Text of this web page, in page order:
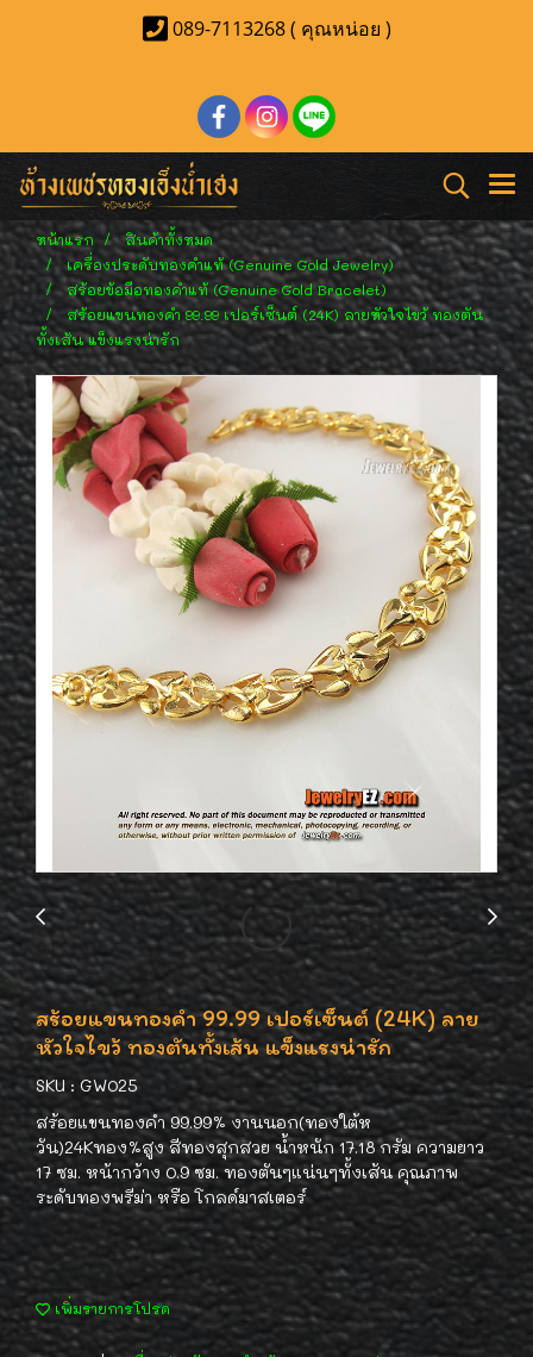
089-7113268 ( คุณหน่อย )
หน้าแรก
สินค้าทั้งหมด
เครื่องประดับทองคำแท้ (Genuine Gold Jewelry)
สร้อยข้อมือทองคำแท้ (Genuine Gold Bracelet)
สร้อยแขนทองคำ 99.99 เปอร์เซ็นต์ (24K) ลายหัวใจไขว้ ทองตัน
ทั้งเส้น แข็งแรงน่ารัก
สร้อยแขนทองคำ 99.99 เปอร์เซ็นต์ (24K) ลาย
หัวใจไขว้ ทองตันทั้งเส้น แข็งแรงน่ารัก
SKU : GW025
สร้อยแขนทองคำ 99.99% งานนอก(ทองใต้ห
วัน)24Kทอง%สูง สีทองสุกสวย น้ำหนัก 17.18 กรัม ความยาว
17 ซม. หน้ากว้าง 0.9 ซม. ทองตันๆแน่นๆทั้งเส้น คุณภาพ
ระดับทองพรีม่า หรือ โกลด์มาสเตอร์
เพิ่มรายการโปรด